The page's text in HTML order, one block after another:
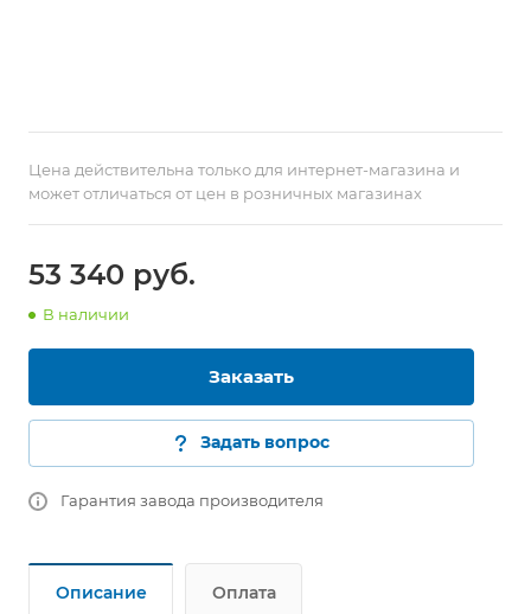
Цена действительна только для интернет-магазина и
может отличаться от цен в розничных магазинах
53 340 руб.
В наличии
Заказать
Задать вопрос
Гарантия завода производителя
Описание Оплата